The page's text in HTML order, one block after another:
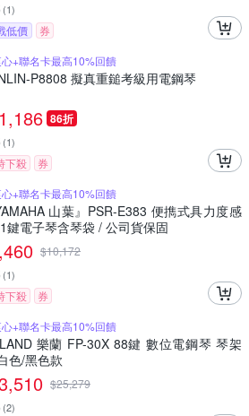
(1)
低價
券
+聯名卡最高10%回饋
P8808 擬真重鎚考級用電鋼琴
86折
(1)
下殺 券
+聯名卡最高10%回饋
山葉』PSR-E383 便擕式具力度感
鍵電子琴含琴袋 / 公司貨保固
$10,172
(1)
下殺 券
+聯名卡最高10%回饋
樂蘭 FP-30X 88鍵 數位電鋼琴 琴架
色/黑色款
$25,279
(2)